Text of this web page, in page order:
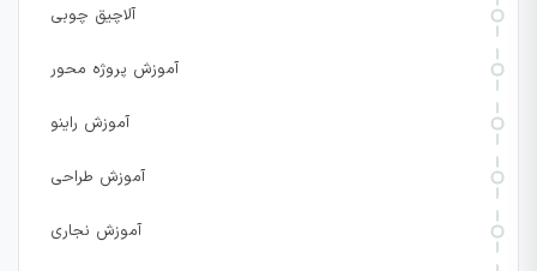
آلاچیق چوبی
آموزش پروژه محور
آموزش راینو
آموزش طراحی
آموزش نجاری